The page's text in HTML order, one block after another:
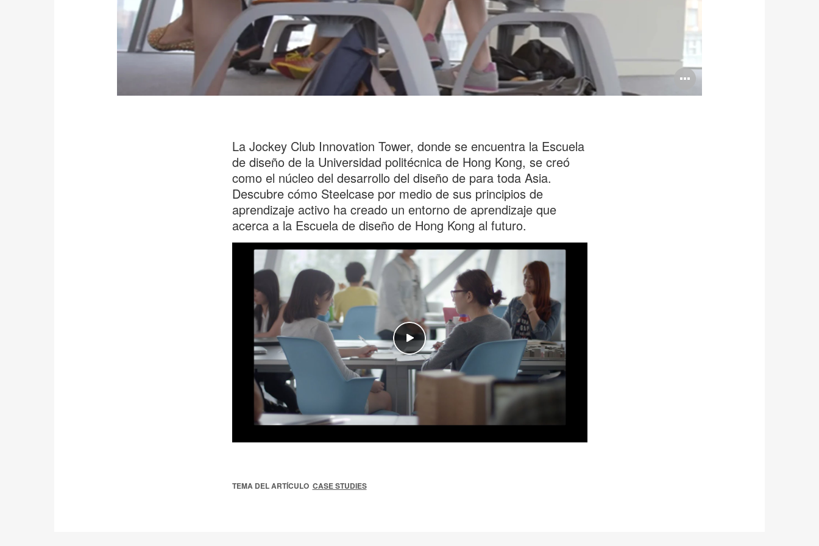
Abrir
imagen
La Jockey Club Innovation Tower, donde se encuentra la Escuela
de diseño de la Universidad politécnica de Hong Kong, se creó
como el núcleo del desarrollo del diseño de para toda Asia.
Descubre cómo Steelcase por medio de sus principios de
aprendizaje activo ha creado un entorno de aprendizaje que
acerca a la Escuela de diseño de Hong Kong al futuro.
TEMA DEL ARTÍCULO CASE STUDIES